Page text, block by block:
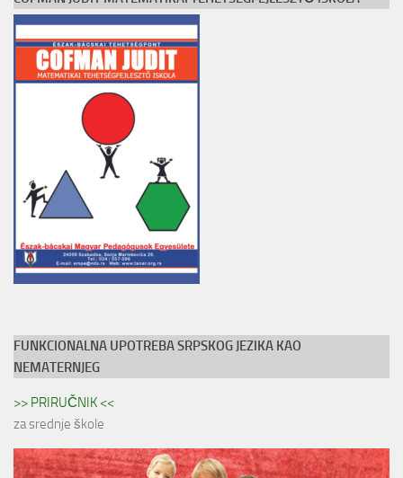
FUNKCIONALNA UPOTREBA SRPSKOG JEZIKA KAO
NEMATERNJEG
>> PRIRUČNIK <<
za srednje škole